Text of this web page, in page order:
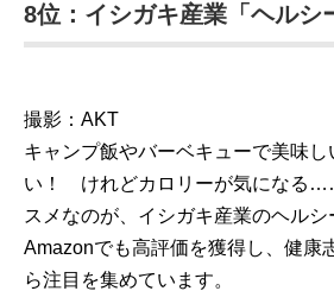
8位：イシガキ産業「ヘルシ
撮影：AKT
キャンプ飯やバーベキューで美味し
い！ けれどカロリーが気になる
スメなのが、イシガキ産業のヘルシ
Amazonでも高評価を獲得し、健康
ら注目を集めています。